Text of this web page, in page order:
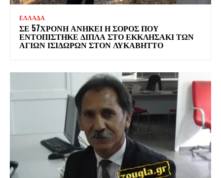
ΕΛΛΑΔΑ
ΣΕ 57ΧΡΟΝΗ ΑΝΗΚΕΙ Η ΣΟΡΟΣ ΠΟΥ
ΕΝΤΟΠΙΣΤΗΚΕ ΔΙΠΛΑ ΣΤΟ ΕΚΚΛΗΣΑΚΙ ΤΩΝ
ΑΓΙΩΝ ΙΣΙΔΩΡΩΝ ΣΤΟΝ ΛΥΚΑΒΗΤΤΟ